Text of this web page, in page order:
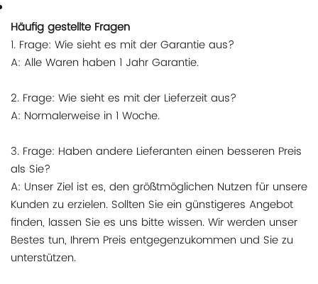
Häufig gestellte Fragen
1. Frage: Wie sieht es mit der Garantie aus?
A: Alle Waren haben 1 Jahr Garantie.
2. Frage: Wie sieht es mit der Lieferzeit aus?
A: Normalerweise in 1 Woche.
3. Frage: Haben andere Lieferanten einen besseren Preis
als Sie?
A: Unser Ziel ist es, den größtmöglichen Nutzen für unsere
Kunden zu erzielen. Sollten Sie ein günstigeres Angebot
finden, lassen Sie es uns bitte wissen. Wir werden unser
Bestes tun, Ihrem Preis entgegenzukommen und Sie zu
unterstützen.